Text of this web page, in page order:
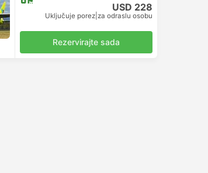
USD 228
Uključuje porez za odraslu osobu
Rezervirajte sada